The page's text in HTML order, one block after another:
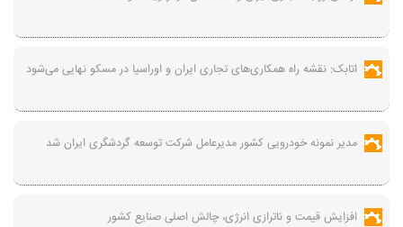
اتابک: نقشه راه همکاری‌های تجاری ایران و اوراسیا در مسکو نهایی می‌شود
مدیر نمونه خودرویی کشور مدیرعامل شرکت توسعه گردشگری ایران شد
افزایش قیمت و ناترازی انرژی، چالش اصلی صنایع کشور